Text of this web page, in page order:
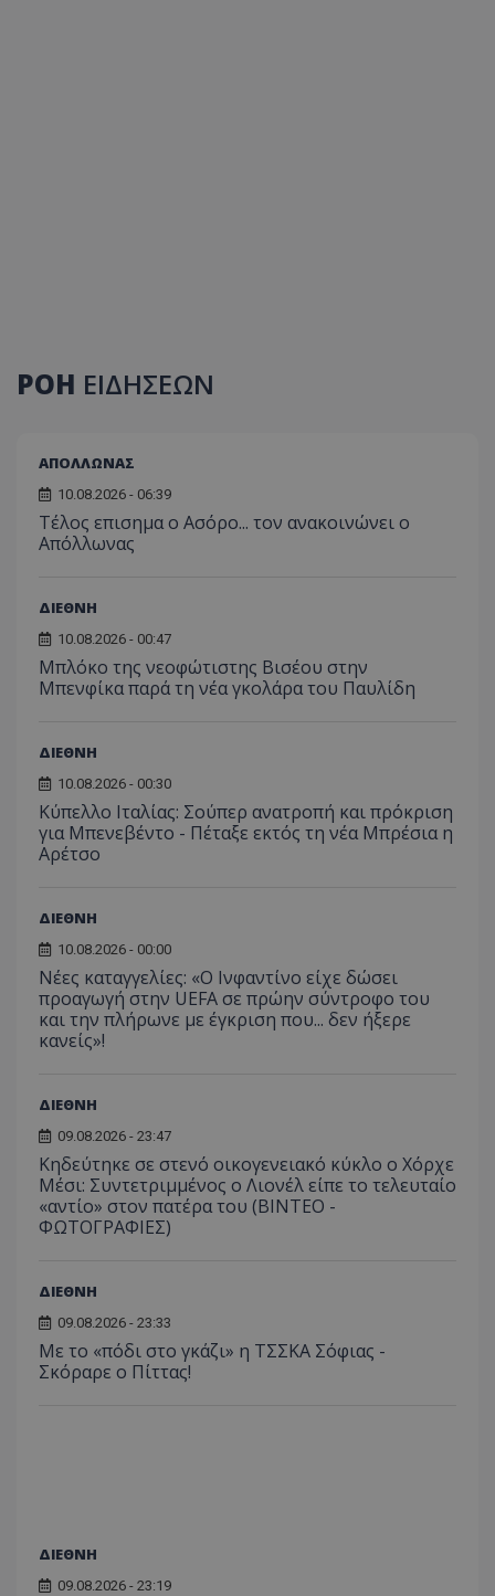
ΡΟΗ ΕΙΔΗΣΕΩΝ
ΑΠΟΛΛΩΝΑΣ
10.08.2026 - 06:39
Tέλος επισημα ο Ασόρο... τον ανακοινώνει ο
Απόλλωνας
ΔΙΕΘΝΗ
10.08.2026 - 00:47
Μπλόκο της νεοφώτιστης Βισέου στην
Μπενφίκα παρά τη νέα γκολάρα του Παυλίδη
ΔΙΕΘΝΗ
10.08.2026 - 00:30
Κύπελλο Ιταλίας: Σούπερ ανατροπή και πρόκριση
για Μπενεβέντο - Πέταξε εκτός τη νέα Μπρέσια η
Αρέτσο
ΔΙΕΘΝΗ
10.08.2026 - 00:00
Νέες καταγγελίες: «Ο Ινφαντίνο είχε δώσει
προαγωγή στην UEFA σε πρώην σύντροφο του
και την πλήρωνε με έγκριση που... δεν ήξερε
κανείς»!
ΔΙΕΘΝΗ
09.08.2026 - 23:47
Κηδεύτηκε σε στενό οικογενειακό κύκλο ο Χόρχε
Μέσι: Συντετριμμένος ο Λιονέλ είπε το τελευταίο
«αντίο» στον πατέρα του (ΒΙΝΤΕΟ -
ΦΩΤΟΓΡΑΦΙΕΣ)
ΔΙΕΘΝΗ
09.08.2026 - 23:33
Με το «πόδι στο γκάζι» η ΤΣΣΚΑ Σόφιας -
Σκόραρε ο Πίττας!
ΔΙΕΘΝΗ
09.08.2026 - 23:19